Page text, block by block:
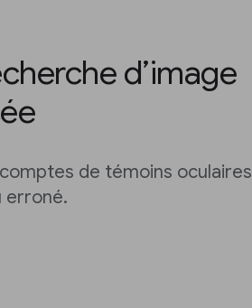
d’image
de témoins oculaires
erroné.